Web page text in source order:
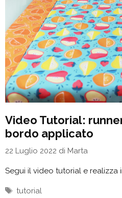
Video Tutorial:
bordo applicato
22 Luglio 2022 di Marta
Segui il video tutorial e realizza
Tag
tutorial